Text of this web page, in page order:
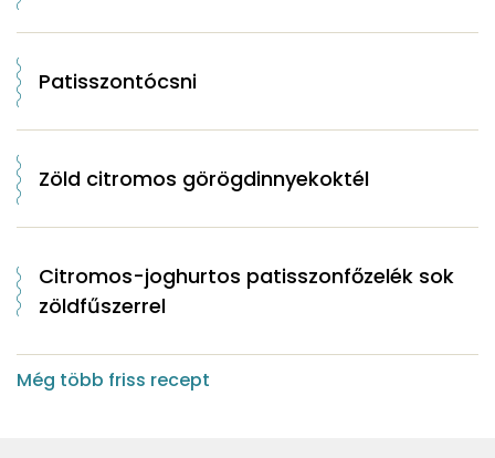
Patisszontócsni
Zöld citromos görögdinnyekoktél
Citromos-joghurtos patisszonfőzelék sok
zöldfűszerrel
Még több friss recept